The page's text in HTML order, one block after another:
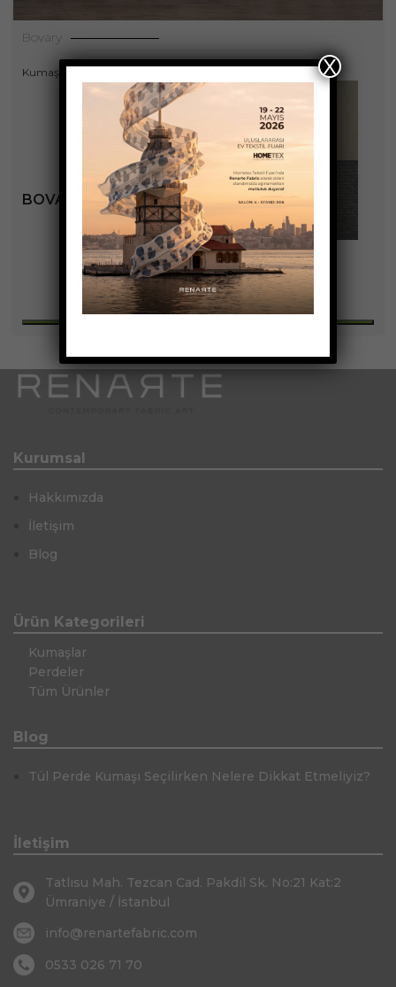
Bovary
Kumaşlar
BOVARY KOLEKSIYONU
+3
Kurumsal
Hakkımızda
İletişim
Blog
Ürün Kategorileri
Kumaşlar
Perdeler
Tüm Ürünler
Blog
Tül Perde Kumaşı Seçilirken Nelere Dikkat Etmeliyiz?
İletişim
Tatlısu Mah. Tezcan Cad. Pakdil Sk. No:21 Kat:2
Ümraniye / İstanbul
info@renartefabric.com
0533 026 71 70
X